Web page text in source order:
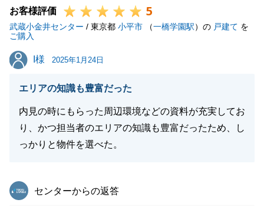
閉じる
お客様評価 5
武蔵小金井センター / 東京都 小平市 （一橋学園駅）の 戸建て を
ご購入
I様
I様 2025年1月24日
エリアの知識も豊富だった
内見の時にもらった周辺環境などの資料が充実してお
り、かつ担当者のエリアの知識も豊富だったため、し
っかりと物件を選べた。
東急リバブル
センターからの返答